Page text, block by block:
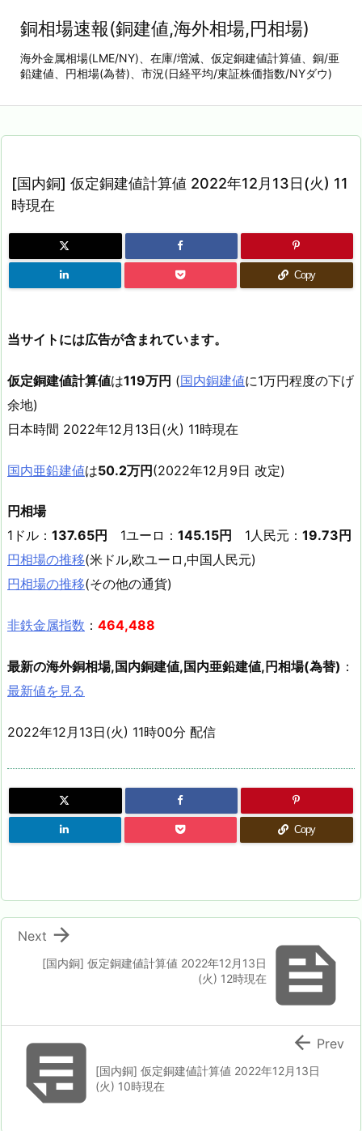
銅相場速報(銅建値,海外相場,円相場)
海外金属相場(LME/NY)、在庫/増減、仮定銅建値計算値、銅/亜
鉛建値、円相場(為替)、市況(日経平均/東証株価指数/NYダウ)
[国内銅] 仮定銅建値計算値 2022年12月13日(火) 11
時現在
Copy
当サイトには広告が含まれています。
仮定銅建値計算値は119万円 (国内銅建値に1万円程度の下げ
余地)
日本時間 2022年12月13日(火) 11時現在
国内亜鉛建値は50.2万円(2022年12月9日 改定)
円相場
1ドル： 137.65円 1ユーロ： 145.15円 1人民元： 19.73円
円相場の推移(米ドル,欧ユーロ,中国人民元)
円相場の推移(その他の通貨)
非鉄金属指数 ： 464,488
最新の海外銅相場,国内銅建値,国内亜鉛建値,円相場(為替) ：
最新値を見る
2022年12月13日(火) 11時00分 配信
Copy

[国内銅] 仮定銅建値計算値 2022年12月13日
(火) 12時現在

Next
[国内銅] 仮定銅建値計算値 2022年12月13日
(火) 10時現在
 Prev